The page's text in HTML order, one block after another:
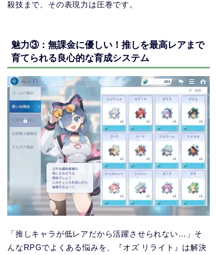
殺技まで、その表現力は圧巻です。
魅力③：無課金に優しい！推しを最高レアまで
育てられる良心的な育成システム
「推しキャラが低レアだから活躍させられない…」そ
んなRPGでよくある悩みを、『オズ リライト』は解決